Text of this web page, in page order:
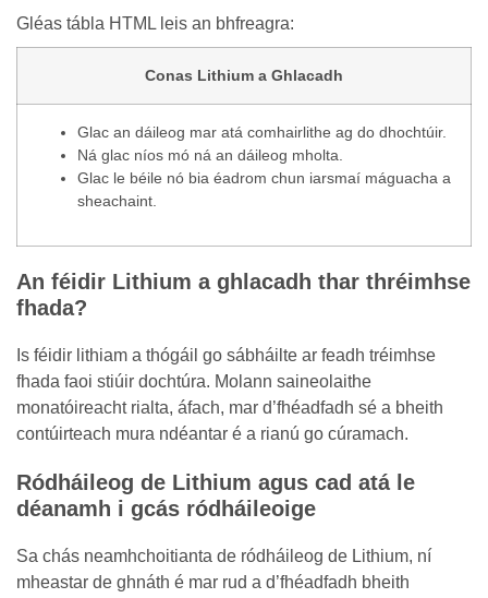
Gléas tábla HTML leis an bhfreagra:
Conas Lithium a Ghlacadh
Glac an dáileog mar atá comhairlithe ag do dhochtúir.
Ná glac níos mó ná an dáileog mholta.
Glac le béile nó bia éadrom chun iarsmaí máguacha a
sheachaint.
An féidir Lithium a ghlacadh thar thréimhse
fhada?
Is féidir lithiam a thógáil go sábháilte ar feadh tréimhse
fhada faoi stiúir dochtúra. Molann saineolaithe
monatóireacht rialta, áfach, mar d’fhéadfadh sé a bheith
contúirteach mura ndéantar é a rianú go cúramach.
Ródháileog de Lithium agus cad atá le
déanamh i gcás ródháileoige
Sa chás neamhchoitianta de ródháileog de Lithium, ní
mheastar de ghnáth é mar rud a d’fhéadfadh bheith